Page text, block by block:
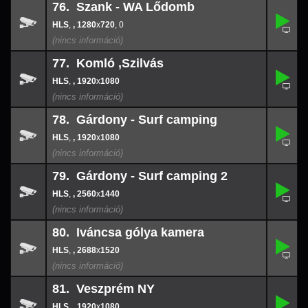
76.
76. Szank - WA Lődomb
, , 1280x720, 0
1280x
77.
77. Komló ,Szilvás
, , 1920x1080
,
1920x
78.
78. Gárdony - Surf camping
, , 1920x1080
,
1920x
79.
79. Gárdony - Surf camping 2
, , 2560x1440
,
2560x
80.
80. Iváncsa gólya kamera
, , 2688x1520
,
2688x
81.
81. Veszprém NY
,